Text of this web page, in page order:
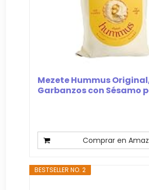
Mezete Hummus
Garbanzos con Sésamo
Comprar en
BESTSELLER NO. 2